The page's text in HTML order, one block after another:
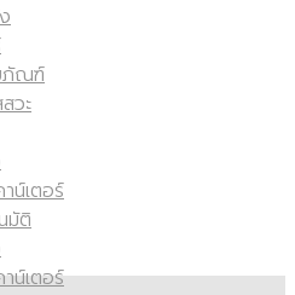
ภัณฑ์
วะ
น์เตอร์
มัติ
น์เตอร์